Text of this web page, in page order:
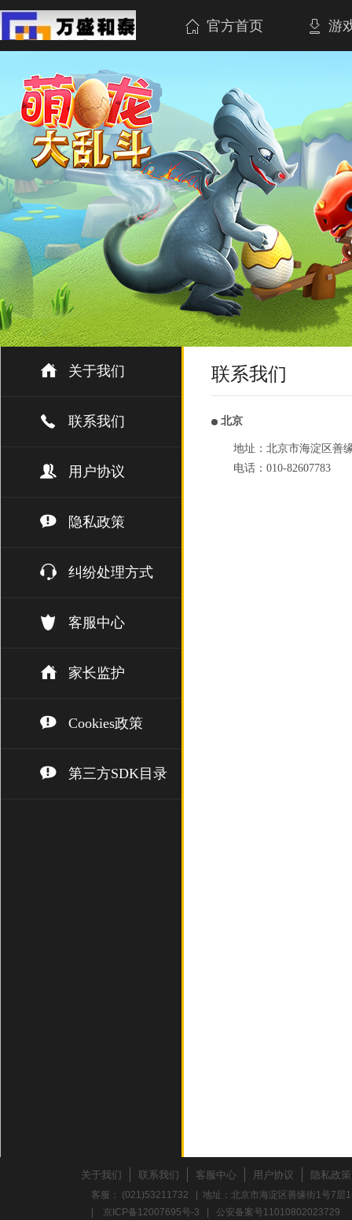
官方首页 游
关于我们
联系我们
用户协议
隐私政策
纠纷处理方式
客服中心
家长监护
Cookies政策
第三方SDK目录
联系我们
北京
地址：北京市海淀区善
电话：010-82607783
关于我们 联系我们 客服中心 用户协议 隐私政策
客服： (021)53211732 | 地址：北京市海淀区善缘街1号7
京ICP备12007695号-3
公安备案号11010802023729